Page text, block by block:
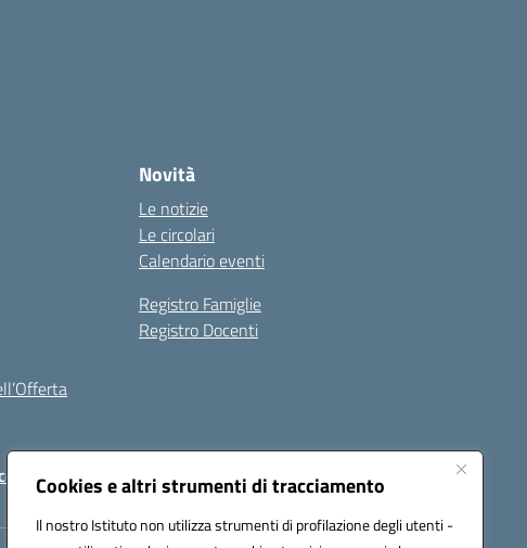
Cookies e altri strumenti di tracciamento
Il nostro Istituto non utilizza strumenti di profilazione degli utenti -
Novità
Le notizie
Le circolari
Calendario eventi
Registro Famiglie
Registro Docenti
Note legali